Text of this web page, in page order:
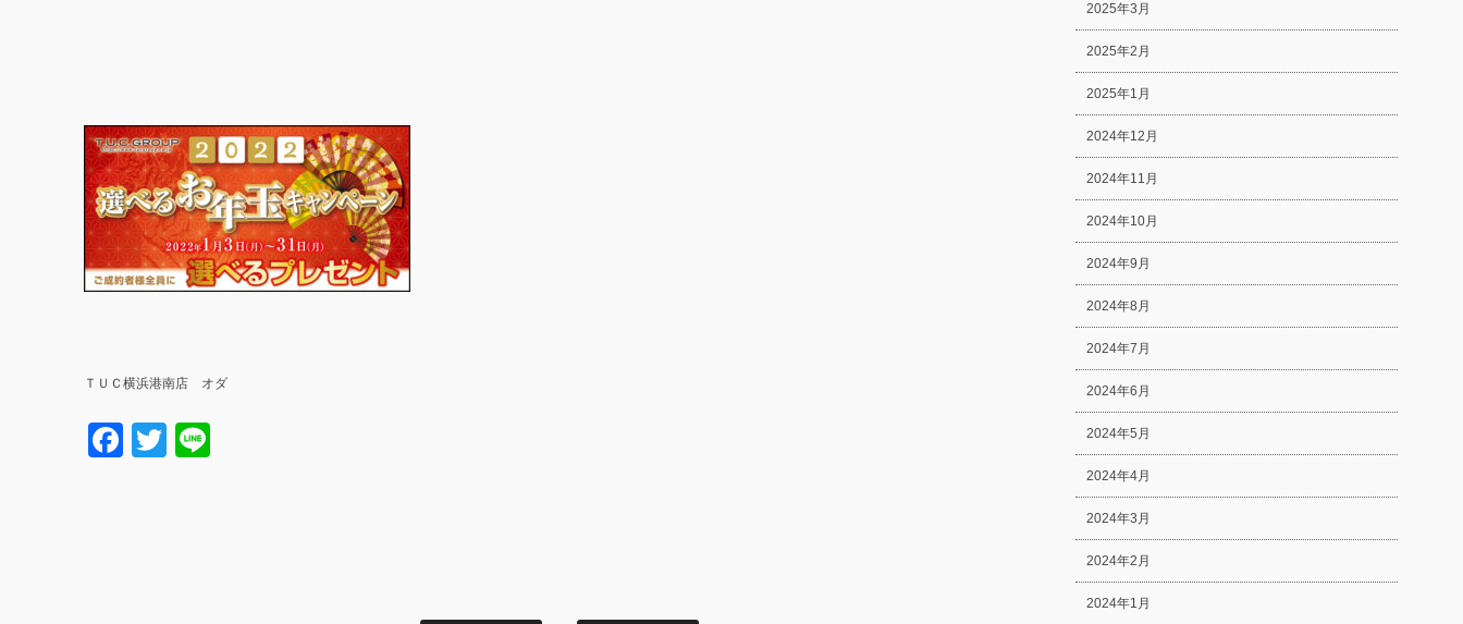
ＴＵＣ横浜港南店 オダ
Facebook
Twitter
2025年3月
2025年2月
2025年1月
2024年12月
2024年11月
2024年10月
2024年9月
2024年8月
2024年7月
2024年6月
2024年5月
2024年4月
2024年3月
2024年2月
2024年1月